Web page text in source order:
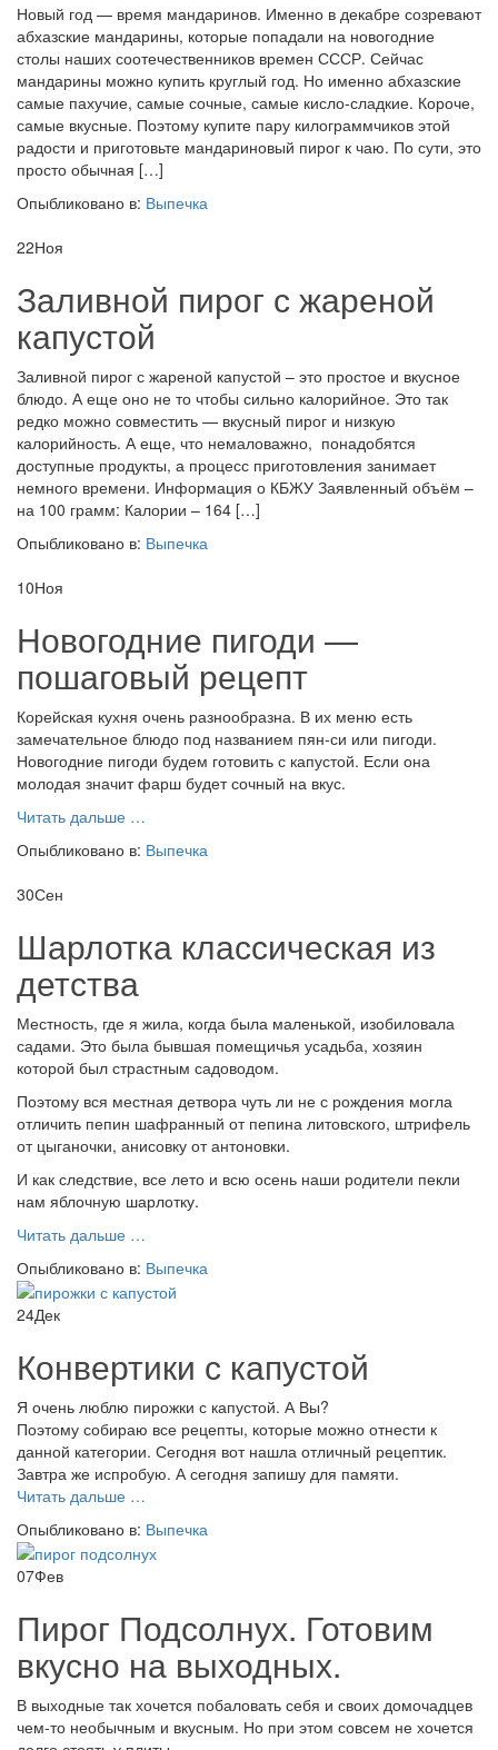
Новый год — время мандаринов. Именно в декабре созревают
абхазские мандарины, которые попадали на новогодние
столы наших соотечественников времен СССР. Сейчас
мандарины можно купить круглый год. Но именно абхазские
самые пахучие, самые сочные, самые кисло-сладкие. Короче,
самые вкусные. Поэтому купите пару килограммчиков этой
радости и приготовьте мандариновый пирог к чаю. По сути, это
просто обычная […]
Опыбликовано в: Выпечка
22Ноя
Заливной пирог с жареной
капустой
Заливной пирог с жареной капустой – это простое и вкусное
блюдо. А еще оно не то чтобы сильно калорийное. Это так
редко можно совместить — вкусный пирог и низкую
калорийность. А еще, что немаловажно, понадобятся
доступные продукты, а процесс приготовления занимает
немного времени. Информация о КБЖУ Заявленный объём –
на 100 грамм: Калории – 164 […]
Опыбликовано в: Выпечка
10Ноя
Новогодние пигоди —
пошаговый рецепт
Корейская кухня очень разнообразна. В их меню есть
замечательное блюдо под названием пян-си или пигоди.
Новогодние пигоди будем готовить с капустой. Если она
молодая значит фарш будет сочный на вкус.
Читать дальше
—
…
Опыбликовано в: Выпечка
30Сен
Шарлотка классическая из
детства
Местность, где я жила, когда была маленькой, изобиловала
садами. Это была бывшая помещичья усадьба, хозяин
которой был страстным садоводом.
Поэтому вся местная детвора чуть ли не с рождения могла
отличить пепин шафранный от пепина литовского, штрифель
от цыганочки, анисовку от антоновки.
И как следствие, все лето и всю осень наши родители пекли
нам яблочную шарлотку.
Читать дальше
из
детства
…
Опыбликовано в: Выпечка
24Дек
Конвертики с капустой
Я очень люблю пирожки с капустой. А Вы?
Поэтому собираю все рецепты, которые можно отнести к
данной категории. Сегодня вот нашла отличный рецептик.
Завтра же испробую. А сегодня запишу для памяти.
Читать дальше
капустой
…
Опыбликовано в: Выпечка
07Фев
Пирог Подсолнух. Готовим
вкусно на выходных.
В выходные так хочется побаловать себя и своих домочадцев
чем-то необычным и вкусным. Но при этом совсем не хочется